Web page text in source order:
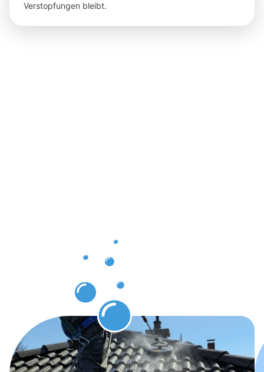
Verstopfungen bleibt.